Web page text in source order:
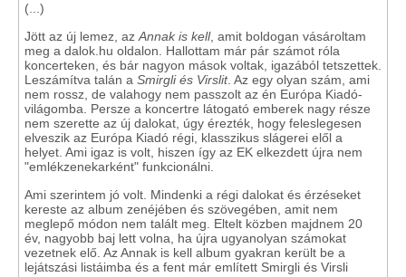
(...)
Jött az új lemez, az Annak is kell, amit boldogan vásároltam
meg a dalok.hu oldalon. Hallottam már pár számot róla
koncerteken, és bár nagyon mások voltak, igazából tetszettek.
Leszámítva talán a Smirgli és Virslit. Az egy olyan szám, ami
nem rossz, de valahogy nem passzolt az én Európa Kiadó-
világomba. Persze a koncertre látogató emberek nagy része
nem szerette az új dalokat, úgy érezték, hogy feleslegesen
elveszik az Európa Kiadó régi, klasszikus slágerei elől a
helyet. Ami igaz is volt, hiszen így az EK elkezdett újra nem
"emlékzenekarként" funkcionálni.
Ami szerintem jó volt. Mindenki a régi dalokat és érzéseket
kereste az album zenéjében és szövegében, amit nem
meglepő módon nem talált meg. Eltelt közben majdnem 20
év, nagyobb baj lett volna, ha újra ugyanolyan számokat
vezetnek elő. Az Annak is kell album gyakran került be a
lejátszási listáimba és a fent már említett Smirgli és Virsli